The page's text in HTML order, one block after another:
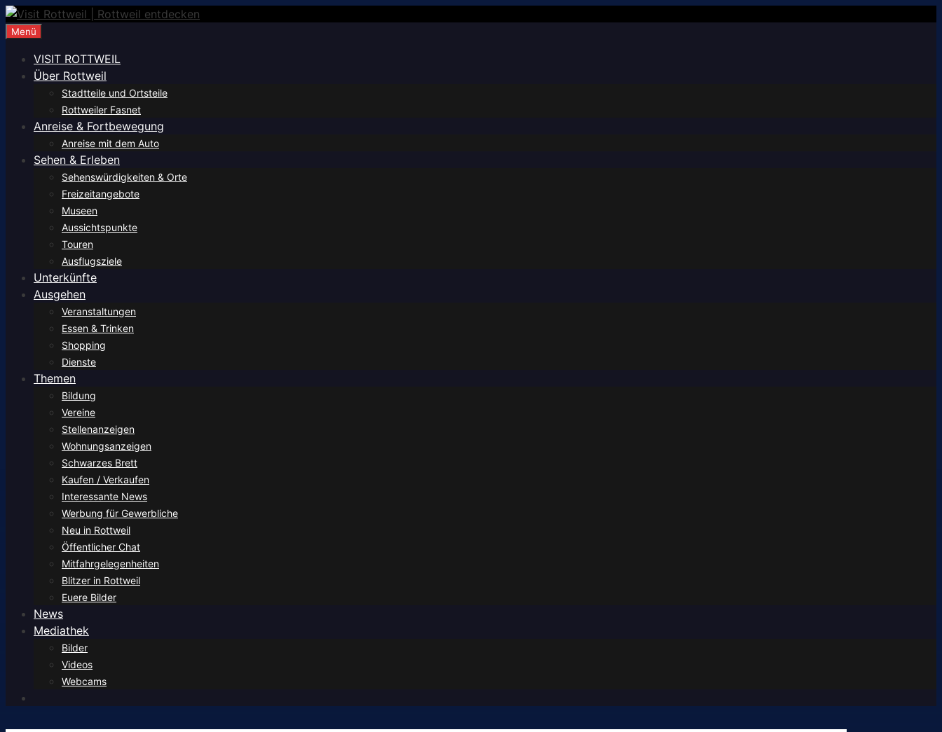
Zum
Inhalt
Menü
VISIT ROTTWEIL
Über Rottweil
Stadtteile und Ortsteile
Rottweiler Fasnet
Anreise & Fortbewegung
Anreise mit dem Auto
Sehen & Erleben
Sehenswürdigkeiten & Orte
Freizeitangebote
Museen
Aussichtspunkte
Touren
Ausflugsziele
Unterkünfte
Ausgehen
Veranstaltungen
Essen & Trinken
Shopping
Dienste
Themen
Bildung
Vereine
Stellenanzeigen
Wohnungsanzeigen
Schwarzes Brett
Kaufen / Verkaufen
Interessante News
Werbung für Gewerbliche
Neu in Rottweil
Öffentlicher Chat
Mitfahrgelegenheiten
Blitzer in Rottweil
Euere Bilder
News
Mediathek
Bilder
Videos
Webcams